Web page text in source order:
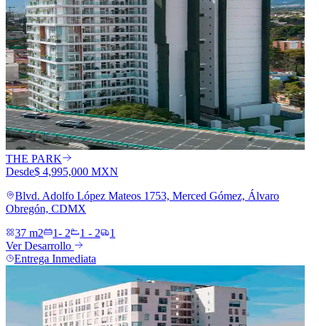
THE PARK
Desde$ 4,995,000 MXN
Blvd. Adolfo López Mateos 1753, Merced Gómez, Álvaro
Obregón, CDMX
37 m2
1- 2 1 - 2
1
Ver Desarrollo
Entrega Inmediata